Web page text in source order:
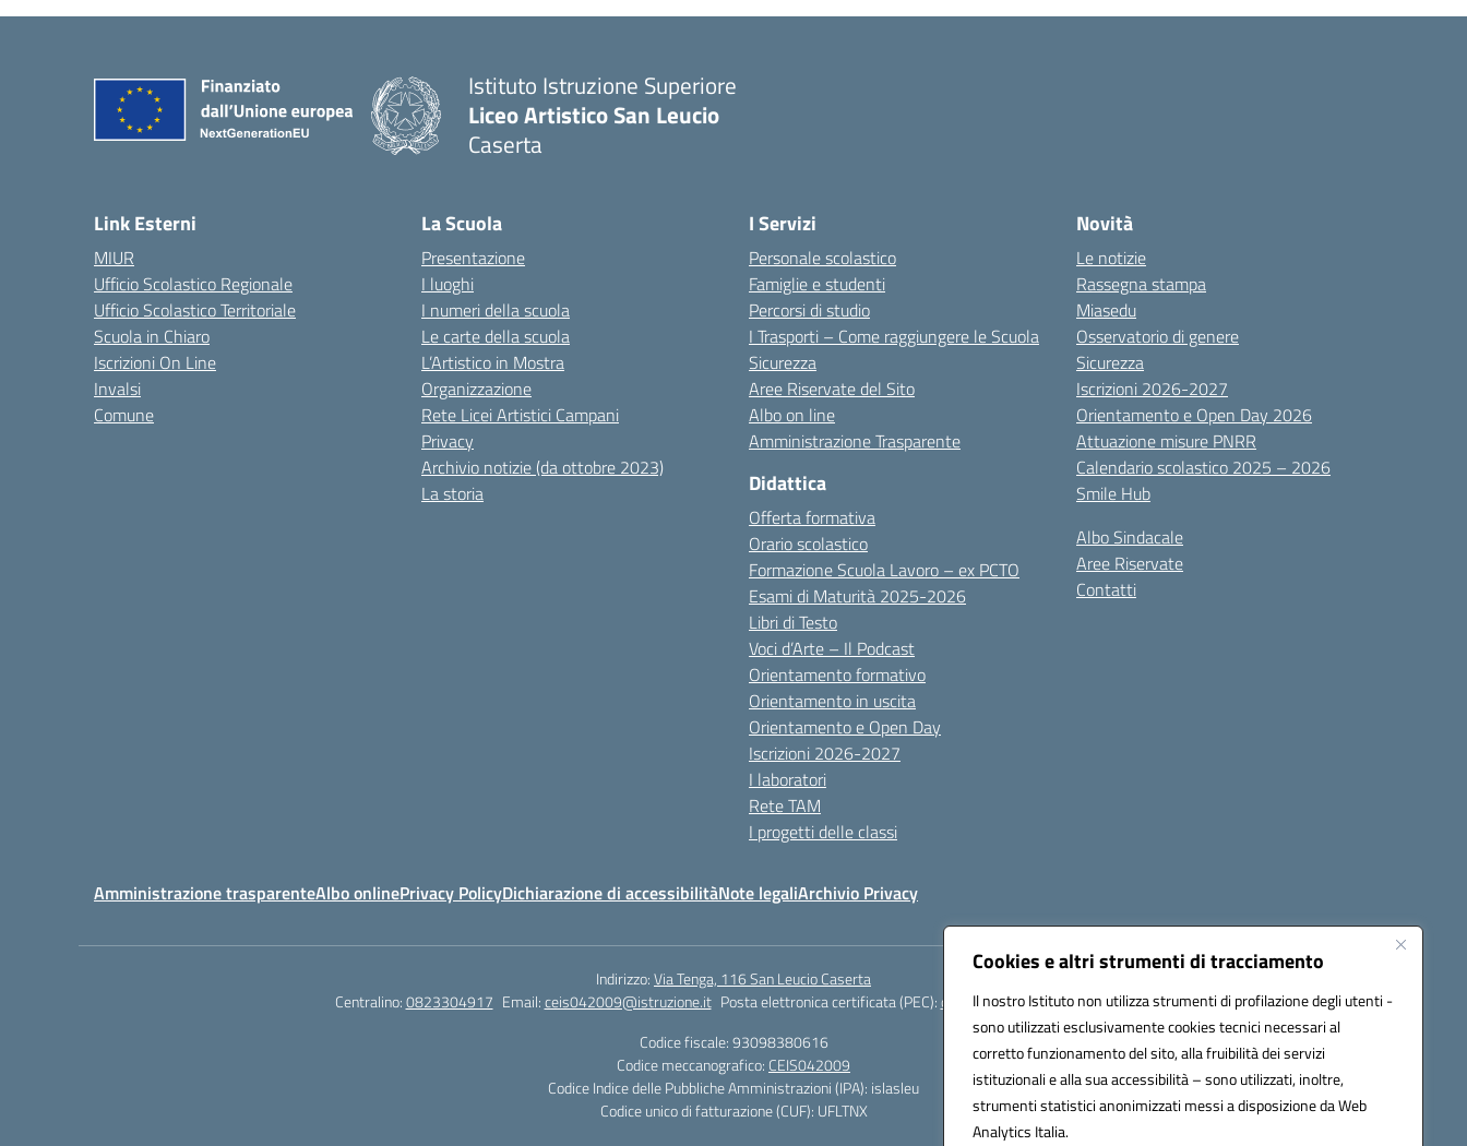
Cookies e altri strumenti di tracciamento
Il nostro Istituto non utilizza strumenti di profilazione degli utenti -
sono utilizzati esclusivamente cookies tecnici necessari al
corretto funzionamento del sito, alla fruibilità dei servizi
istituzionali e alla sua accessibilità – sono utilizzati, inoltre,
strumenti statistici anonimizzati messi a disposizione da Web
Analytics Italia.
Istituto Istruzione Superiore
Liceo Artistico San Leucio
Caserta
Link Esterni
MIUR
Ufficio Scolastico Regionale
Ufficio Scolastico Territoriale
Scuola in Chiaro
Iscrizioni On Line
Invalsi
Comune
La Scuola
Presentazione
I luoghi
I numeri della scuola
Le carte della scuola
L’Artistico in Mostra
Organizzazione
Rete Licei Artistici Campani
Privacy
Archivio notizie (da ottobre 2023)
La storia
I Servizi
Personale scolastico
Famiglie e studenti
Percorsi di studio
I Trasporti – Come raggiungere le Scuola
Sicurezza
Aree Riservate del Sito
Albo on line
Amministrazione Trasparente
Didattica
Offerta formativa
Orario scolastico
Formazione Scuola Lavoro – ex PCTO
Esami di Maturità 2025-2026
Libri di Testo
Voci d’Arte – Il Podcast
Orientamento formativo
Orientamento in uscita
Orientamento e Open Day
Iscrizioni 2026-2027
I laboratori
Rete TAM
I progetti delle classi
Novità
Le notizie
Rassegna stampa
Miasedu
Osservatorio di genere
Sicurezza
Iscrizioni 2026-2027
Orientamento e Open Day 2026
Attuazione misure PNRR
Calendario scolastico 2025 – 2026
Smile Hub
Albo Sindacale
Aree Riservate
Contatti
Amministrazione trasparenteAlbo onlinePrivacy PolicyDichiarazione di accessibilitàNote legaliArchivio Privacy
Indirizzo:Via Tenga, 116 San Leucio Caserta
Centralino:0823304917 Email:ceis042009@istruzione.it Posta elettronica certificata (PEC):ceis042009@pec.istruzione.it
Codice fiscale: 93098380616
Codice meccanografico: CEIS042009
Codice Indice delle Pubbliche Amministrazioni (IPA): islasleu
Codice unico di fatturazione (CUF): UFLTNX